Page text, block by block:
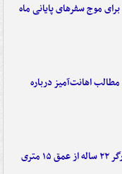
موج سفرهای پایانی ماه
اهانت‌آمیز درباره
نجات معجزه‌آسای کارگر ۲۲ ساله از عمق ۱۵ متری